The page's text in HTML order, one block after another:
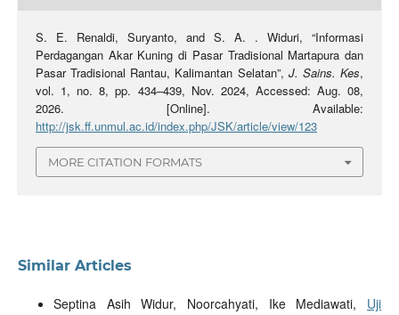
S. E. Renaldi, Suryanto, and S. A. . Widuri, “Informasi
Perdagangan Akar Kuning di Pasar Tradisional Martapura dan
Pasar Tradisional Rantau, Kalimantan Selatan”, J. Sains. Kes,
vol. 1, no. 8, pp. 434–439, Nov. 2024, Accessed: Aug. 08,
2026. [Online]. Available:
http://jsk.ff.unmul.ac.id/index.php/JSK/article/view/123
MORE CITATION FORMATS
Similar Articles
Septina Asih Widur, Noorcahyati, Ike Mediawati, Uji